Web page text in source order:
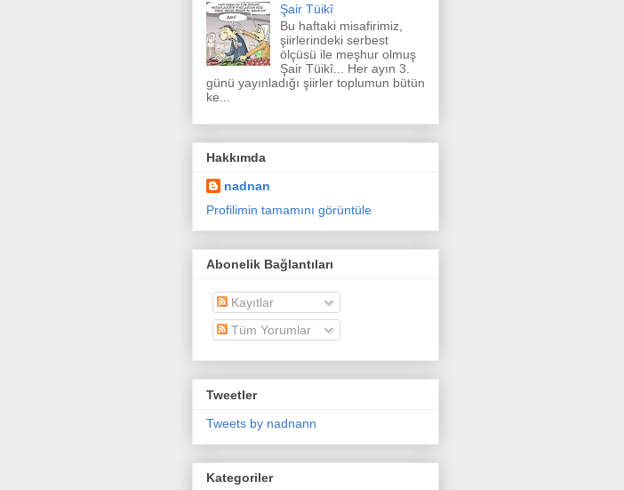
Şair Tüikî
Bu haftaki misafirimiz,
şiirlerindeki serbest
ölçüsü ile meşhur olmuş
Şair Tüikî... Her ayın 3.
günü yayınladığı şiirler toplumun bütün
ke...
Hakkımda
nadnan
Profilimin tamamını görüntüle
Abonelik Bağlantıları
Kayıtlar
Tüm Yorumlar
Tweetler
Tweets by nadnann
Kategoriler